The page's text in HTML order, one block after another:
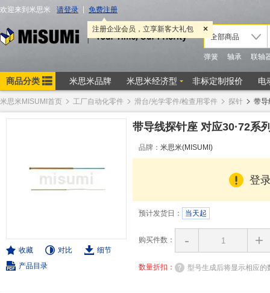
米思米MISUMI首页 工厂自动化零件 滑台/光学零件/检查用零件 探针 带导
收藏 对比
细节
产品目录
带导线探针座 对应30·72系
品牌： 米思米(MISUMI)
登
预计发货日： 当天起
购买件数： - +
数量折扣： 型号生成后将显示相应的